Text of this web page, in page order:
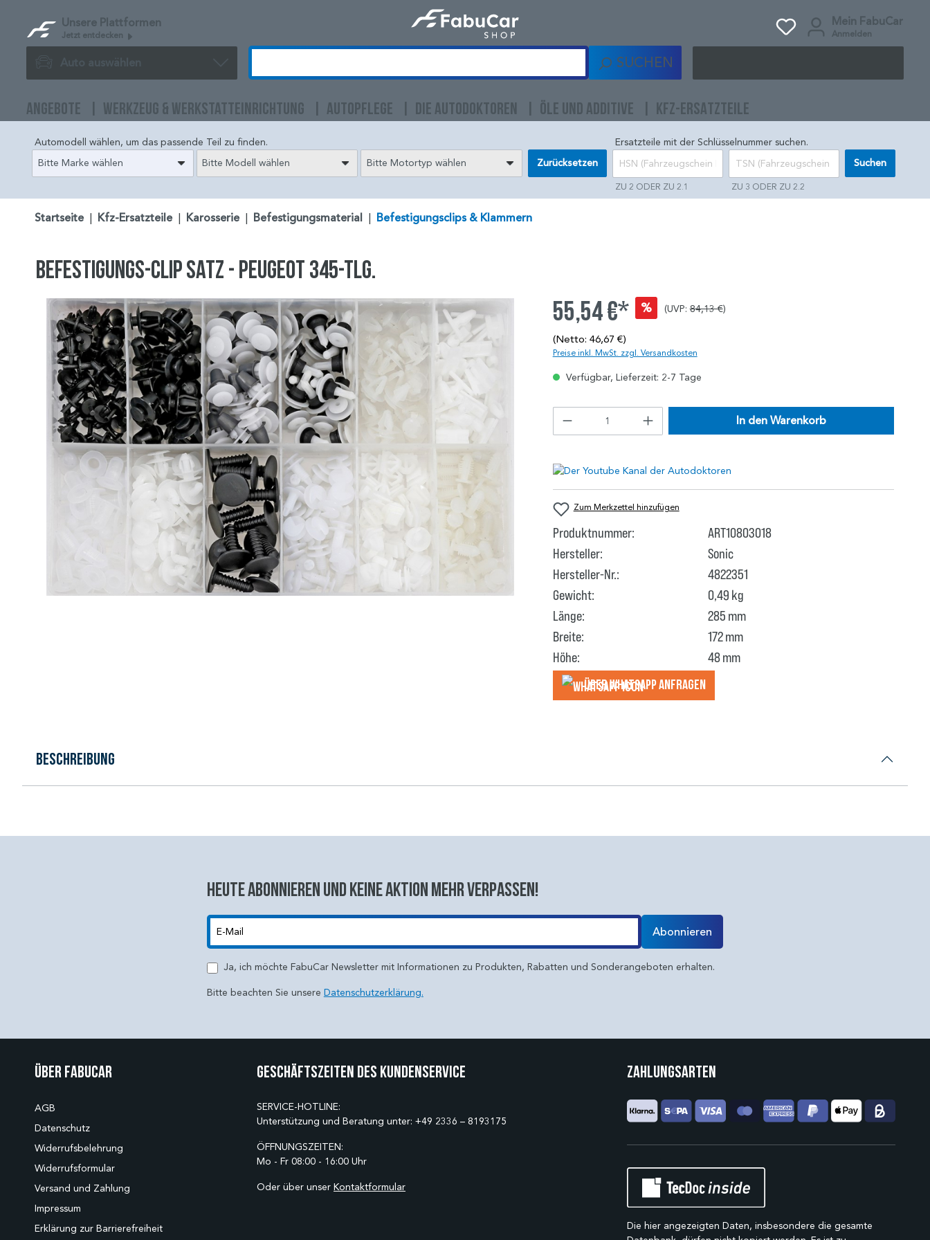
Unsere Plattformen
Jetzt entdecken
Mein FabuCar
Anmelden
Auto auswählen SUCHEN
ANGEBOTE WERKZEUG & WERKSTATTEINRICHTUNG AUTOPFLEGE DIE AUTODOKTOREN ÖLE UND ADDITIVE KFZ-ERSATZTEILE
Automodell wählen, um das passende Teil zu finden.
Bitte Marke wählen
Bitte Modell wählen Bitte Motortyp wählen Zurücksetzen
Ersatzteile mit der Schlüsselnummer suchen.
ZU 2 ODER ZU 2.1 ZU 3 ODER ZU 2.2
Suchen
Startseite Kfz-Ersatzteile Karosserie Befestigungsmaterial Befestigungsclips & Klammern
Befestigungs-Clip Satz - Peugeot 345-tlg.
55,54 €* % (UVP:84,13 €)
(Netto: 46,67 €)
Preise inkl. MwSt. zzgl. Versandkosten
Verfügbar, Lieferzeit: 2-7 Tage
In den Warenkorb
Zum Merkzettel hinzufügen
Produktnummer:
ART10803018
Hersteller:
Sonic
Hersteller-Nr.:
4822351
Gewicht:
0,49 kg
Länge:
285 mm
Breite:
172 mm
Höhe:
48 mm
Über WhatsApp anfragеn
Beschreibung
Heute abonnieren und keine aktion mehr verpassen!
Abonnieren
Ja, ich möchte FabuCar Newsletter mit Informationen zu Produkten, Rabatten und Sonderangeboten erhalten.
Bitte beachten Sie unsere Datenschutzerklärung.
Über Fabucar
AGB
Datenschutz
Widerrufsbelehrung
Widerrufsformular
Versand und Zahlung
Impressum
Erklärung zur Barrierefreiheit
Geschäftszeiten des Kundenservice
SERVICE-HOTLINE:
Unterstützung und Beratung unter: +49 2336 – 8193175
ÖFFNUNGSZEITEN:
Mo - Fr 08:00 - 16:00 Uhr
Oder über unser Kontaktformular
Zahlungsarten
Die hier angezeigten Daten, insbesondere die gesamte